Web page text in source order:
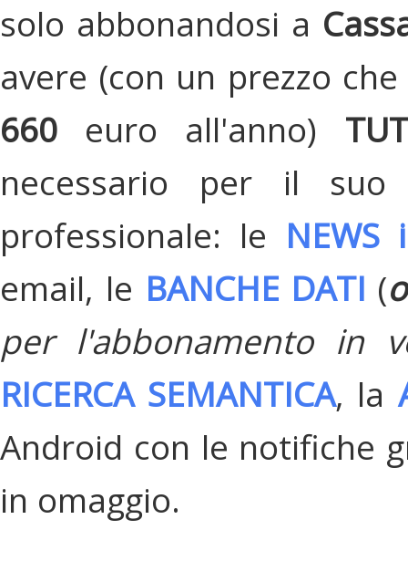
solo abbonandosi a
avere (con un prezzo
660 euro all'anno)
necessario per il suo
professionale: le
email, le BANCHE DATI (
per l'abbonamento in
RICERCA SEMANTICA, la
Android con le notifiche
in omaggio.